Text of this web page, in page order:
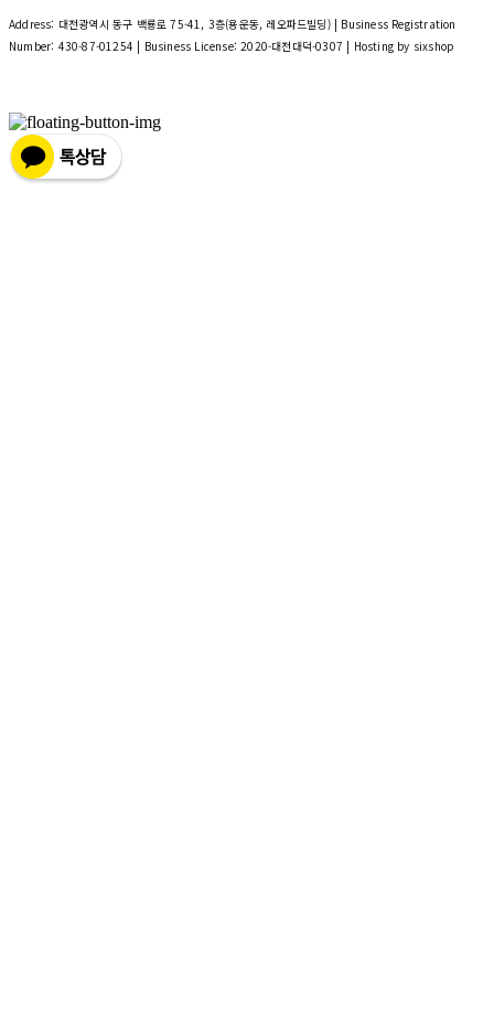
Address: 대전광역시 동구 백룡로 75-41, 3층(용운동, 레오파드빌딩) | Business Registration
Number: 430-87-01254 | Business License:2020-대전대덕-0307 | Hosting by sixshop